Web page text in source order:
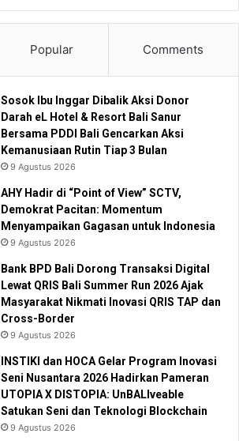
Popular Comments
Sosok Ibu Inggar Dibalik Aksi Donor
Darah eL Hotel & Resort Bali Sanur
Bersama PDDI Bali Gencarkan Aksi
Kemanusiaan Rutin Tiap 3 Bulan
9 Agustus 2026
AHY Hadir di “Point of View” SCTV,
Demokrat Pacitan: Momentum
Menyampaikan Gagasan untuk Indonesia
9 Agustus 2026
Bank BPD Bali Dorong Transaksi Digital
Lewat QRIS Bali Summer Run 2026 Ajak
Masyarakat Nikmati Inovasi QRIS TAP dan
Cross-Border
9 Agustus 2026
INSTIKI dan HOCA Gelar Program Inovasi
Seni Nusantara 2026 Hadirkan Pameran
UTOPIA X DISTOPIA: UnBALIveable
Satukan Seni dan Teknologi Blockchain
9 Agustus 2026